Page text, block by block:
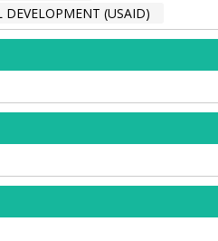
(USAID)